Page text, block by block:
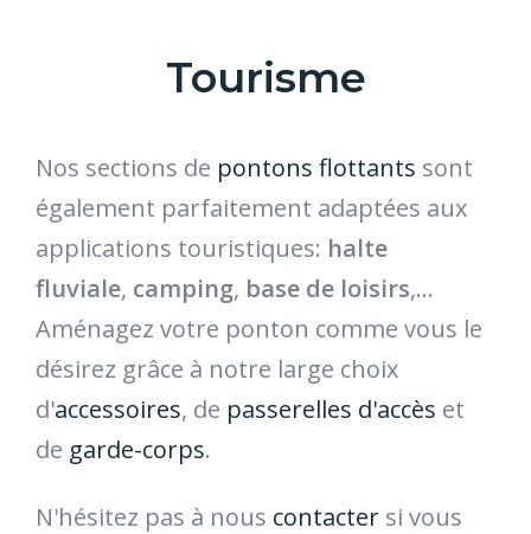
Tourisme
Nos sections de pontons flottants sont
également parfaitement adaptées aux
applications touristiques: halte
fluviale, camping, base de loisirs,…
Aménagez votre ponton comme vous le
désirez grâce à notre large choix
d'accessoires, de passerelles d'accès et
de garde-corps.
N'hésitez pas à nous contacter si vous